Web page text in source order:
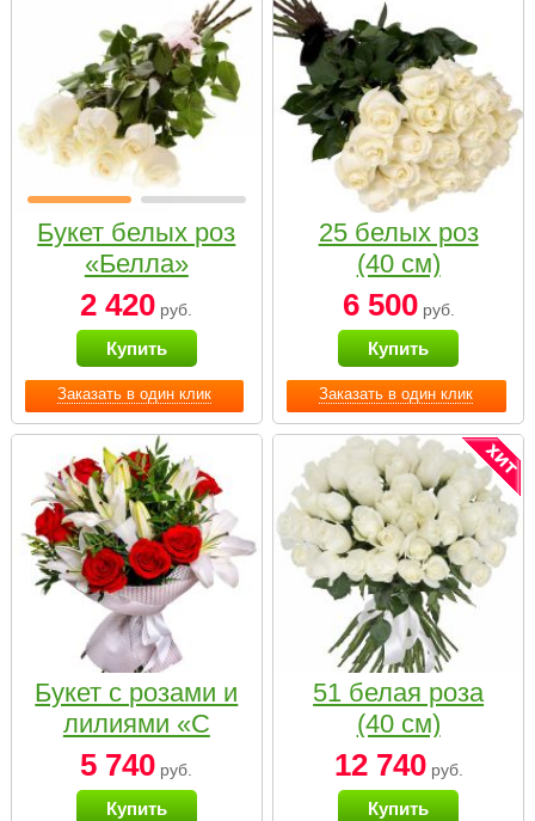
Заказать в один клик
Букет белых роз
«Белла»
2 420 руб.
Купить
Заказать в один клик
25 белых роз
(40 см)
6 500руб.
Купить
Букет с розами и
лилиями «С
наилучшими
пожеланиями»
5 740 руб.
Купить
51 белая роза
(40 см)
12 740руб.
Купить